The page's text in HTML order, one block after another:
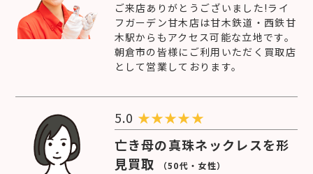
ご来店ありがとうございました!ライ
フガーデン甘木店は甘木鉄道・西鉄甘
木駅からもアクセス可能な立地です。
朝倉市の皆様にご利用いただく買取店
として営業しております。
5.0 ★★★★★
亡き母の真珠ネックレスを形
見買取
（50代・女性）